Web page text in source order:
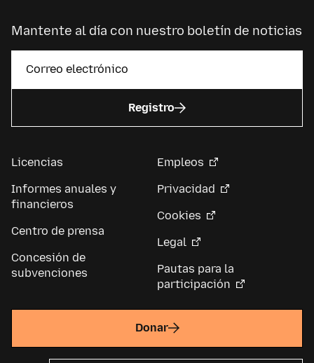
Mantente al día con nuestro boletín de noticias
Registro
Licencias
Informes anuales y
financieros
Centro de prensa
Concesión de
subvenciones
Empleos
Privacidad
Cookies
Legal
Pautas para la
participación
Donar